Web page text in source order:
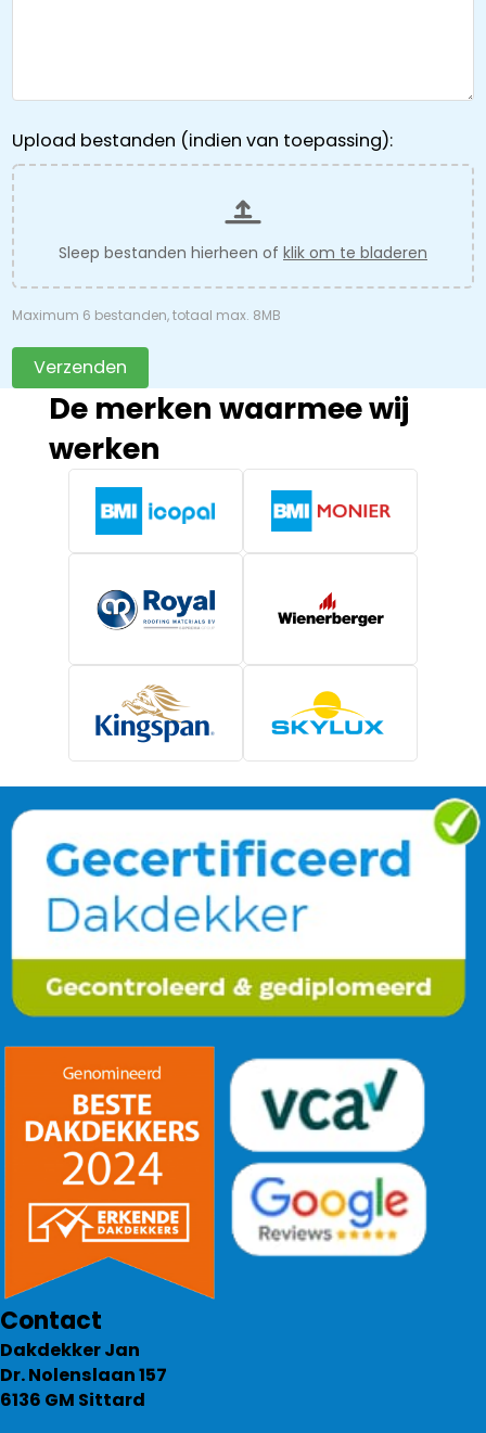
Upload bestanden (indien van toepassing):
Sleep bestanden hierheen of klik om te bladeren
Maximum 6 bestanden, totaal max. 8MB
Verzenden
De merken waarmee wij
werken
Contact
Dakdekker Jan
Dr. Nolenslaan 157
6136 GM Sittard